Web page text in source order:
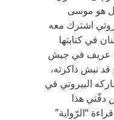
هو موسى
اشترك معه
في كتابتها
عريف في جيش
نبش ذاكرته،
البيروتي في
دفّتي هذا
“الرّواية”